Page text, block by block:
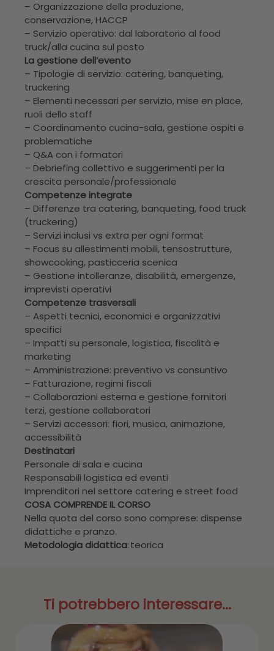
– Organizzazione della produzione,
conservazione, HACCP
– Servizio operativo: dal laboratorio al food
truck/alla cucina sul posto
La gestione dell’evento
– Tipologie di servizio: catering, banqueting,
truckering
– Elementi necessari per servizio, mise en place,
ruoli dello staff
– Coordinamento cucina-sala, gestione ospiti e
problematiche
– Q&A con i formatori
– Debriefing collettivo e suggerimenti per la
crescita personale/professionale
Competenze integrate
– Differenze tra catering, banqueting, food truck
(truckering)
– Servizi inclusi vs extra per ogni format
– Focus su allestimenti mobili, tensostrutture,
showcooking, pasticceria scenica
– Gestione intolleranze, disabilità, emergenze,
imprevisti operativi
Competenze trasversali
– Aspetti tecnici, economici e organizzativi
specifici
– Impatti su personale, logistica, fiscalità e
marketing
– Amministrazione: preventivo vs consuntivo
– Fatturazione, regimi fiscali
– Collaborazioni esterna e gestione fornitori
terzi, gestione collaboratori
– Servizi accessori: fiori, musica, animazione,
accessibilità
Destinatari
Personale di sala e cucina
Responsabili logistica ed eventi
Imprenditori nel settore catering e street food
COSA COMPRENDE IL CORSO
Nella quota del corso sono comprese: dispense
didattiche e pranzo.
Metodologia didattica: teorica
Ti potrebbero interessare...